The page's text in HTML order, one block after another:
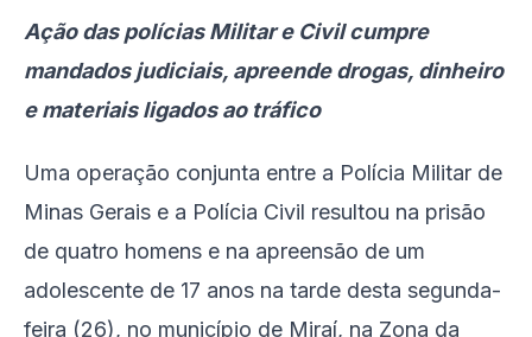
Ação das polícias Militar e Civil cumpre
mandados judiciais, apreende drogas, dinheiro
e materiais ligados ao tráfico
Uma operação conjunta entre a Polícia Militar de
Minas Gerais e a Polícia Civil resultou na prisão
de quatro homens e na apreensão de um
adolescente de 17 anos na tarde desta segunda-
feira (26), no município de Miraí, na Zona da